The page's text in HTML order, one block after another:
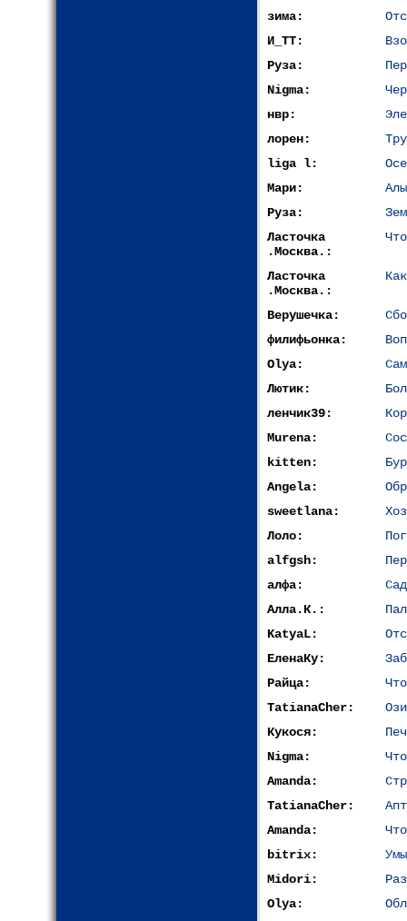
зима:
И_ТТ:
Руза:
Nigma:
нвр:
лорен:
liga l:
Мари:
Руза:
Ласточка
.Москва.:
Ласточка
.Москва.:
Верушечка:
филифьонка:
Olya:
Лютик:
ленчик39:
Murena:
kitten:
Angela:
sweetlana:
Лоло:
alfgsh:
алфа:
Алла.К.:
KatyaL:
ЕленаКу:
Райца:
TatianaCher:
Кукося:
Nigma:
Amanda:
TatianaCher:
Amanda:
bitrix:
Midori:
Olya: